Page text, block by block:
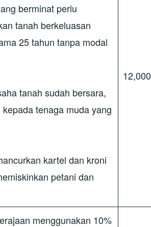
berminat perlu
tanah berkeluasan
25 tahun tanpa modal
tanah sudah bersara,
tenaga muda yang
kartel dan kroni
petani dan
12,000
menggunakan 10%